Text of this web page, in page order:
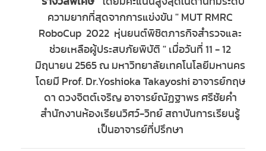
ความยากที่สุดจากการแข่งขัน " MUT RMRC
RoboCup 2022 หุ่นยนต์พิชิตภารกิจสำรวจและ
ช่วยเหลือผู้ประสบภัยพิบัติ " เมื่อวันที่ 11 - 12
มิถุนายน 2565 ณ มหาวิทยาลัยเทคโนโลยีมหานคร
โดยมี Prof. Dr.Yoshioka Takayoshi อาจารย์กฤษ
ดา ดวงจิตต์เจริญ อาจารย์ณัฏฐาพร ศรีชัยคำ
สำนักงานห้องเรียนวิศว์-วิทย์ สถาบันการเรียนรู้
เป็นอาจารย์ที่ปรึกษา